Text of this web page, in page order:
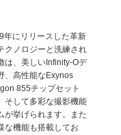
にリリースした革新
クノロジーと洗練され
は、美しいInfinity-Oデ
、高性能なExynos
855チップセット
そして多彩な撮影機能
が挙げられます。また
な機能も搭載してお